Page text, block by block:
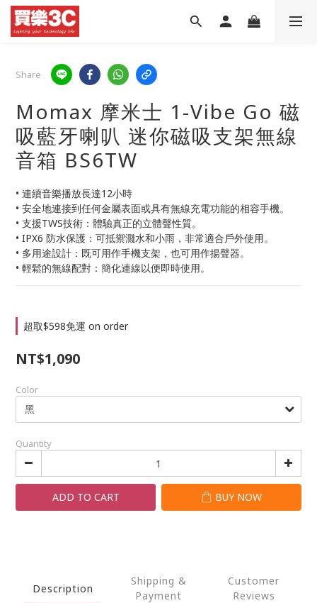
Share
Momax 摩米士 1-Vibe Go 磁
吸藍牙喇叭 迷你磁吸支架無線
音箱 BS6TW
• 連續音樂播放長達12小時
• 安全地連接到任何金屬表面或具有無線充電功能的相容手機。
• 支援TWS技術：體驗真正的立體聲性質。
• IPX6 防水保護：可抵禦濺水和小雨，非常適合戶外使用。
• 多用途設計：既可用作手機支架，也可用作揚聲器。
• 輕鬆的無線配對：簡化連線以便即時使用。
超取$598免運 on order
NT$1,090
Color
Quantity
ADD TO CART BUY NOW
Description
Shipping &
Payment
Customer
Reviews